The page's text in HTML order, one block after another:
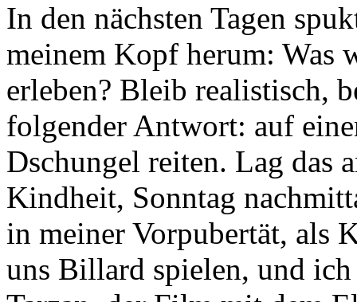
In den nächsten Tagen
meinem Kopf herum: Was
erleben? Bleib realistisch,
folgender Antwort: auf
Dschungel reiten. Lag das
Kindheit, Sonntag
in meiner Vorpubertät, als
uns Billard spielen, und